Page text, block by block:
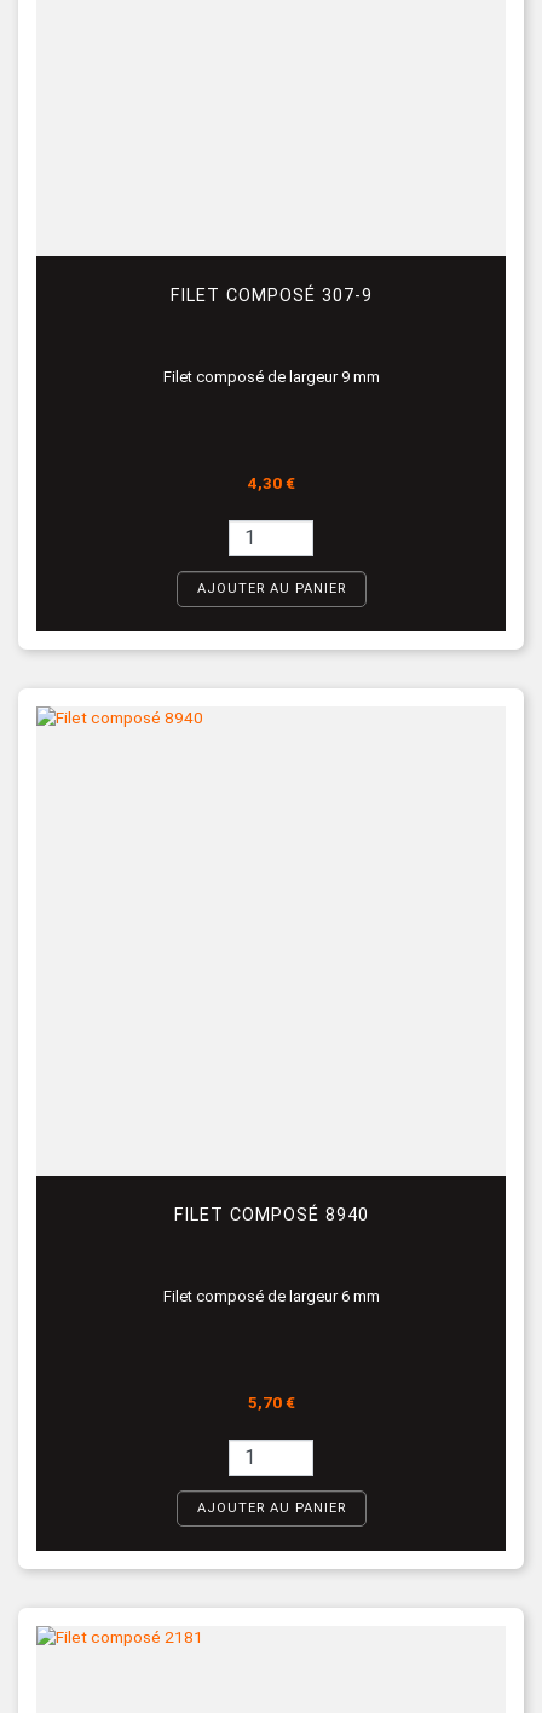
FILET COMPOSÉ 307-9
Filet composé de largeur 9 mm
Prix
4,30 €
AJOUTER AU PANIER
FILET COMPOSÉ 8940
Filet composé de largeur 6 mm
Prix
5,70 €
AJOUTER AU PANIER